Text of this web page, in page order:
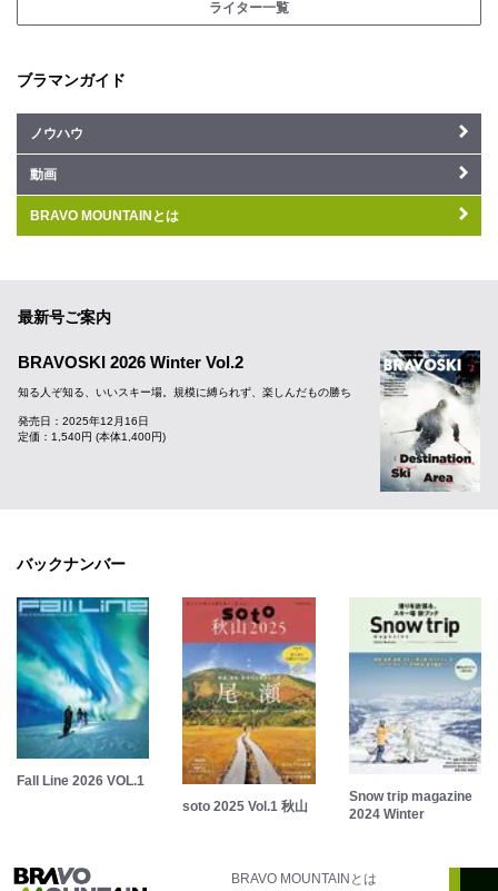
ライター一覧
ブラマンガイド
ノウハウ
動画
BRAVO MOUNTAINとは
最新号ご案内
BRAVOSKI 2026 Winter Vol.2
知る人ぞ知る、いいスキー場。規模に縛られず、楽しんだもの勝ち
発売日：2025年12月16日
定価：1,540円 (本体1,400円)
バックナンバー
Fall Line 2026 VOL.1
soto 2025 Vol.1 秋山
Snow trip magazine
2024 Winter
BRAVO MOUNTAINとは